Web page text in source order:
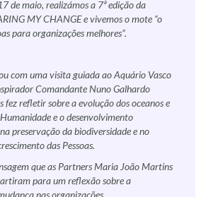
de maio, realizámos a 7ª edição da
MY CHANGE e vivemos o mote “o
para organizações melhores”.
com uma visita guiada ao Aquário Vasco
Comandante Nuno Galhardo
fez refletir sobre a evolução dos oceanos e
e o desenvolvimento
preservação da biodiversidade e no
das Pessoas.
que as Partners Maria João Martins
para um reflexão sobre a